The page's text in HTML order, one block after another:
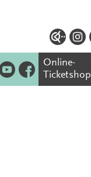
Online-
Ticketshop